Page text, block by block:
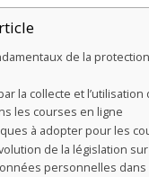
de la
la collecte et
les courses en ligne
à adopter pour les
de la législation
personnelles